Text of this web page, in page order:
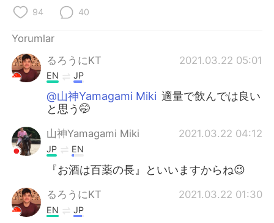
94 40
Yorumlar
るろうにKT
2021.03.22 05:01
EN JP
@山神Yamagami Miki 適量で飲んでは良い
と思う🤭
山神Yamagami Miki 2021.03.22 04:12
JP EN
『お酒は百薬の長』といいますからね😉
るろうにKT 2021.03.22 01:30
EN JP